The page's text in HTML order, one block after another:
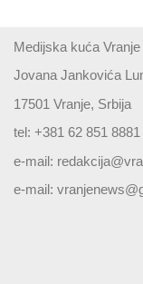
Medijska kuća
Jovana Jankovića
17501 Vranje, Srbija
tel: +381 62 851 8881
e-mail:
e-mail: